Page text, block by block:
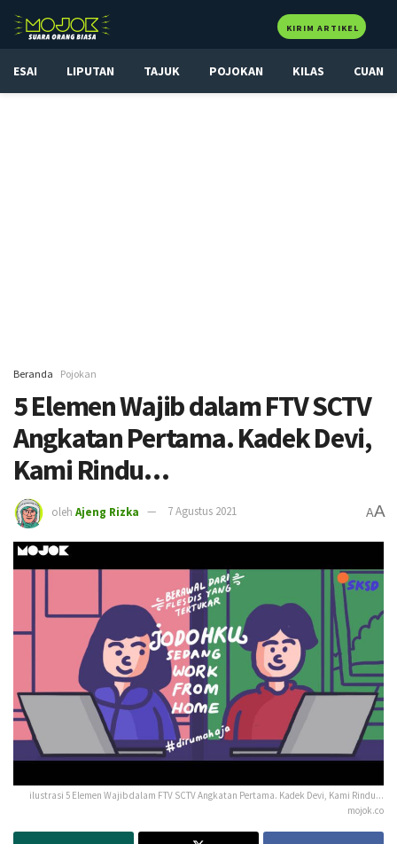
KIRIM ARTIKEL
ESAI LIPUTAN TAJUK POJOKAN KILAS CUAN
Beranda Pojokan
5 Elemen Wajib dalam FTV SCTV
Angkatan Pertama. Kadek Devi,
Kami Rindu…
oleh Ajeng Rizka 7 Agustus 2021 AA
ilustrasi 5 Elemen Wajib dalam FTV SCTV Angkatan Pertama. Kadek Devi, Kami Rindu...
mojok.co